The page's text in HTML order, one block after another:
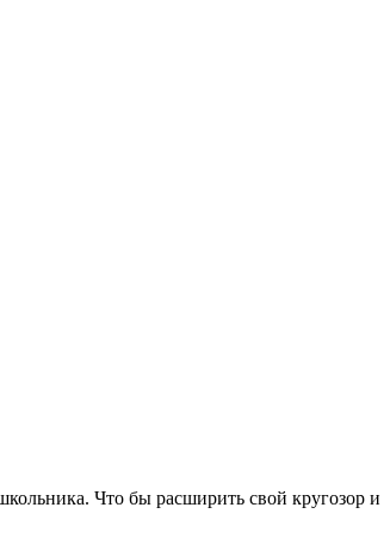
Что бы расширить свой кругозор и